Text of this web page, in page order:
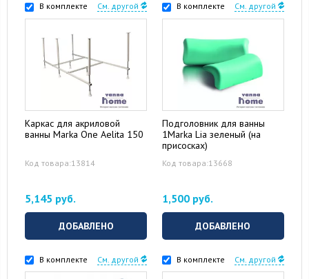
В комплекте См. другой
Каркас для акриловой
ванны Marka One Aelita 150
Код товара:13814
5,145 руб.
ДОБАВЛЕНО
В комплекте См. другой
Подголовник для ванны
1Marka Lia зеленый (на
присосках)
Код товара:13668
1,500 руб.
ДОБАВЛЕНО
В комплекте См. другой В комплекте См. другой